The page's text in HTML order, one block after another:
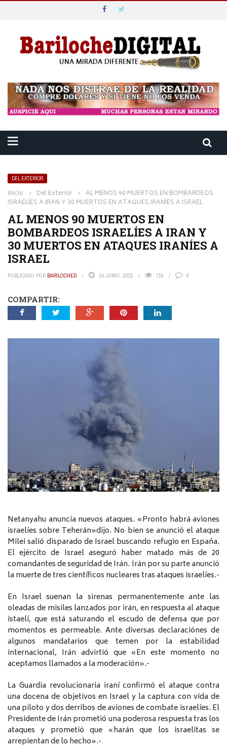
DEL EXTERIOR
Inicio › Del Exterior › AL MENOS 90 MUERTOS EN BOMBARDEOS
ISRAELÍES A IRAN Y 30 MUERTOS EN ATAQUES IRANÍES A ISRAEL
AL MENOS 90 MUERTOS EN
BOMBARDEOS ISRAELÍES A IRAN Y
30 MUERTOS EN ATAQUES IRANÍES A
ISRAEL
PUBLICADO POR BARILOCHED 14 JUNIO, 2025 716 0
COMPARTIR:
Netanyahu anuncia nuevos ataques. «Pronto habrá aviones
israelíes sobre Teherán»dijo. No bien se anunció el ataque
Milei salió disparado de Israel buscando refugio en España.
El ejército de Israel aseguró haber matado más de 20
comandantes de seguridad de Irán. Irán por su parte anunció
la muerte de tres científicos nucleares tras ataques israelíes.-
En Israel suenan la sirenas permanentemente ante las
oleadas de misiles lanzados por irán, en respuesta al ataque
istaelí, que está saturando el escudo de defensa que por
momentos es permeable. Ante diversas declaraciónes de
algunos mandatarios que temen por la estabilidad
internacional, Irán advirtió que «En este momento no
aceptamos llamados a la moderación».-
La Guardia revolucionaria iraní confirmó el ataque contra
una docena de objetivos en Israel y la captura con vida de
una piloto y dos derribos de aviones de combate israelíes. El
Presidente de Irán prometió una poderosa respuesta tras los
ataques y prometió que «harán que los israelitas se
arrepientan de lo hecho».-